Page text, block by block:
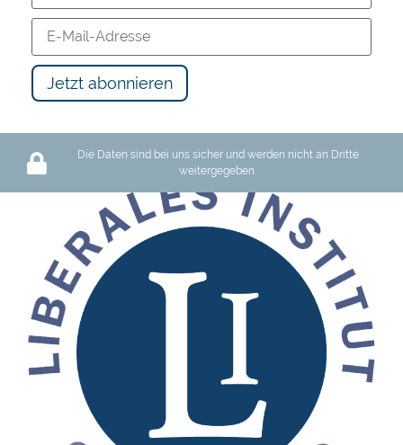
Schutz des Privateigentums oder Barbarei: Wir haben die Wahl
119 views 12:17
Die Daten sind bei uns sicher und werden nicht an Dritte
weitergegeben.